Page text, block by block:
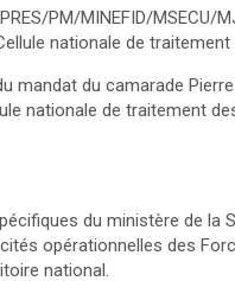
PM/MINEFID/MSECU/
nationale de
mandat du camarade
nationale de traitement
du ministère de la
opérationnelles des
national.